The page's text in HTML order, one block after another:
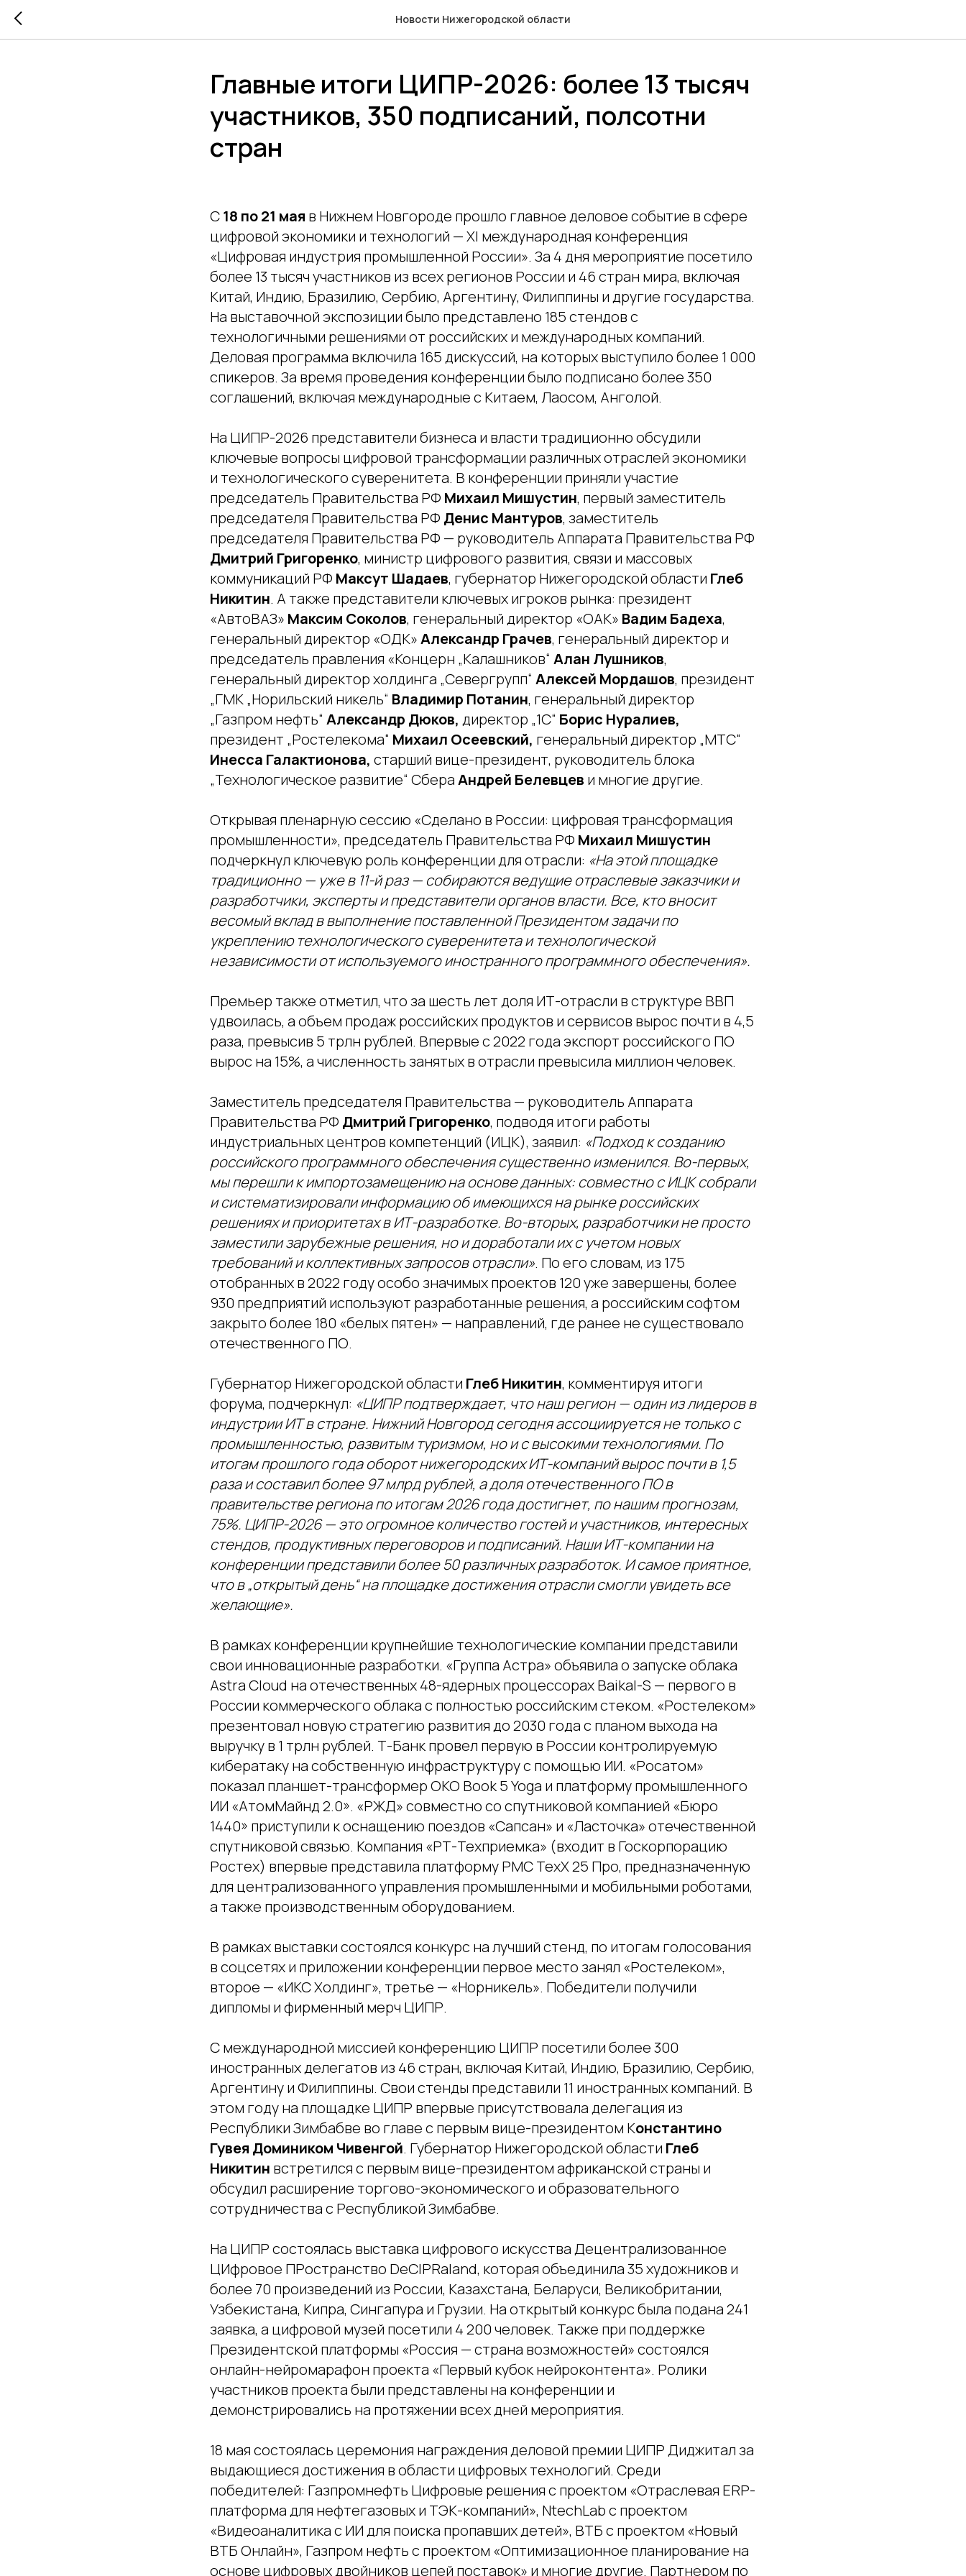
Новости Нижегородской области
Главные итоги ЦИПР-2026: более 13 тысяч
участников, 350 подписаний, полсотни
стран
С18 по 21 мая в Нижнем Новгороде прошло главное деловое событие в сфере
цифровой экономики и технологий — XI международная конференция
«Цифровая индустрия промышленной России». За 4 дня мероприятие посетило
более 13 тысяч участников из всех регионов России и 46 стран мира, включая
Китай, Индию, Бразилию, Сербию, Аргентину, Филиппины и другие государства.
На выставочной экспозиции было представлено 185 стендов с
технологичными решениями от российских и международных компаний.
Деловая программа включила 165 дискуссий, на которых выступило более 1 000
спикеров. За время проведения конференции было подписано более 350
соглашений, включая международные с Китаем, Лаосом, Анголой.
На ЦИПР-2026 представители бизнеса и власти традиционно обсудили
ключевые вопросы цифровой трансформации различных отраслей экономики
и технологического суверенитета. В конференции приняли участие
председатель Правительства РФ Михаил Мишустин, первый заместитель
председателя Правительства РФ Денис Мантуров, заместитель
председателя Правительства РФ — руководитель Аппарата Правительства РФ
Дмитрий Григоренко, министр цифрового развития, связи и массовых
коммуникаций РФ Максут Шадаев, губернатор Нижегородской области Глеб
Никитин. А также представители ключевых игроков рынка: президент
«АвтоВАЗ» Максим Соколов, генеральный директор «ОАК» Вадим Бадеха,
генеральный директор «ОДК»Александр Грачев, генеральный директор и
председатель правления «Концерн „Калашников“ Алан Лушников,
генеральный директор холдинга „Севергрупп“ Алексей Мордашов, президент
„ГМК „Норильский никель“ Владимир Потанин, генеральный директор
„Газпром нефть“ Александр Дюков, директор „1С“ Борис Нуралиев,
президент „Ростелекома“ Михаил Осеевский, генеральный директор „МТС“
Инесса Галактионова, старший вице-президент, руководитель блока
„Технологическое развитие“ СбераАндрей Белевцев и многие другие.
Открывая пленарную сессию «Сделано в России: цифровая трансформация
промышленности», председатель Правительства РФ Михаил Мишустин
подчеркнул ключевую роль конференции для отрасли: «На этой площадке
традиционно — уже в 11-й раз — собираются ведущие отраслевые заказчики и
разработчики, эксперты и представители органов власти. Все, кто вносит
весомый вклад в выполнение поставленной Президентом задачи по
укреплению технологического суверенитета и технологической
независимости от используемого иностранного программного обеспечения».
Премьер также отметил, что за шесть лет доля ИТ-отрасли в структуре ВВП
удвоилась, а объем продаж российских продуктов и сервисов вырос почти в 4,5
раза, превысив 5 трлн рублей. Впервые с 2022 года экспорт российского ПО
вырос на 15%, а численность занятых в отрасли превысила миллион человек.
Заместитель председателя Правительства — руководитель Аппарата
Правительства РФ Дмитрий Григоренко, подводя итоги работы
индустриальных центров компетенций (ИЦК), заявил: «Подход к созданию
российского программного обеспечения существенно изменился. Во-первых,
мы перешли к импортозамещению на основе данных: совместно с ИЦК собрали
и систематизировали информацию об имеющихся на рынке российских
решениях и приоритетах в ИТ-разработке. Во-вторых, разработчики не просто
заместили зарубежные решения, но и доработали их с учетом новых
требований и коллективных запросов отрасли». По его словам, из 175
отобранных в 2022 году особо значимых проектов 120 уже завершены, более
930 предприятий используют разработанные решения, а российским софтом
закрыто более 180 «белых пятен» — направлений, где ранее не существовало
отечественного ПО.
Губернатор Нижегородской области Глеб Никитин, комментируя итоги
форума, подчеркнул: «ЦИПР подтверждает, что наш регион — один из лидеров в
индустрии ИТ в стране. Нижний Новгород сегодня ассоциируется не только с
промышленностью, развитым туризмом, но и с высокими технологиями. По
итогам прошлого года оборот нижегородских ИТ-компаний вырос почти в 1,5
раза и составил более 97 млрд рублей, а доля отечественного ПО в
правительстве региона по итогам 2026 года достигнет, по нашим прогнозам,
75%. ЦИПР-2026 — это огромное количество гостей и участников, интересных
стендов, продуктивных переговоров и подписаний. Наши ИТ-компании на
конференции представили более 50 различных разработок. И самое приятное,
что в „открытый день“ на площадке достижения отрасли смогли увидеть все
желающие».
В рамках конференции крупнейшие технологические компании представили
свои инновационные разработки. «Группа Астра» объявила о запуске облака
Astra Cloud на отечественных 48-ядерных процессорах Baikal-S — первого в
России коммерческого облака с полностью российским стеком. «Ростелеком»
презентовал новую стратегию развития до 2030 года с планом выхода на
выручку в 1 трлн рублей. Т-Банк провел первую в России контролируемую
кибератаку на собственную инфраструктуру с помощью ИИ. «Росатом»
показал планшет-трансформер OKO Book 5 Yoga и платформу промышленного
ИИ «АтомМайнд 2.0». «РЖД» совместно со спутниковой компанией «Бюро
1440» приступили к оснащению поездов «Сапсан» и «Ласточка» отечественной
спутниковой связью. Компания «РТ-Техприемка» (входит в Госкорпорацию
Ростех) впервые представила платформу РМС ТехХ 25 Про, предназначенную
для централизованного управления промышленными и мобильными роботами,
а также производственным оборудованием.
В рамках выставки состоялся конкурс на лучший стенд, по итогам голосования
в соцсетях и приложении конференции первое место занял «Ростелеком»,
второе — «ИКС Холдинг», третье — «Норникель». Победители получили
дипломы и фирменный мерч ЦИПР.
С международной миссией конференцию ЦИПР посетили более 300
иностранных делегатов из 46 стран, включая Китай, Индию, Бразилию, Сербию,
Аргентину и Филиппины. Свои стенды представили 11 иностранных компаний. В
этом году на площадке ЦИПР впервые присутствовала делегация из
Республики Зимбабве во главе с первым вице-президентом Константино
Гувея Домиником Чивенгой. Губернатор Нижегородской области Глеб
Никитин встретился с первым вице-президентом африканской страны и
обсудил расширение торгово-экономического и образовательного
сотрудничества с Республикой Зимбабве.
На ЦИПР состоялась выставка цифрового искусства Децентрализованное
ЦИфровое ПРостранство DeCIPRaland, которая объединила 35 художников и
более 70 произведений из России, Казахстана, Беларуси, Великобритании,
Узбекистана, Кипра, Сингапура и Грузии. На открытый конкурс была подана 241
заявка, а цифровой музей посетили 4 200 человек. Также при поддержке
Президентской платформы «Россия — страна возможностей» состоялся
онлайн-нейромарафон проекта «Первый кубок нейроконтента». Ролики
участников проекта были представлены на конференции и
демонстрировались на протяжении всех дней мероприятия.
18 мая состоялась церемония награждения деловой премии ЦИПР Диджитал за
выдающиеся достижения в области цифровых технологий. Среди
победителей: Газпромнефть Цифровые решения с проектом «Отраслевая ERP-
платформа для нефтегазовых и ТЭК-компаний», NtechLab с проектом
«Видеоаналитика с ИИ для поиска пропавших детей», ВТБ с проектом «Новый
ВТБ Онлайн», Газпром нефть с проектом «Оптимизационное планирование на
основе цифровых двойников цепей поставок» и многие другие. Партнером по